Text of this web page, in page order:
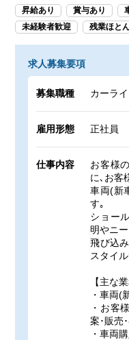
昇給あり 賞与あり
未経験者歓迎
残業ほと
求人募集要項
募集職種 カーラ
雇用形態 正社員
仕事内容
お客様
に､お客
車両(新
す｡
ショー
明やニ
飛び込
スタイ
【主な業
・車両(
・お客
案･販売
・車両